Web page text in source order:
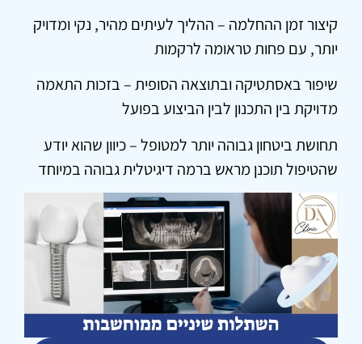
קיצור זמן ההחלמה – ההליך לעיתים מהיר, נקי ומדויק
יותר, עם פחות טראומה לרקמות
שיפור באסתטיקה ובתוצאה הסופית – בזכות התאמה
מדויקת בין התכנון לבין הביצוע בפועל
תחושת ביטחון גבוהה יותר למטופל – כיוון שהוא יודע
שהטיפול תוכנן מראש ברמה דיגיטלית גבוהה במיוחד